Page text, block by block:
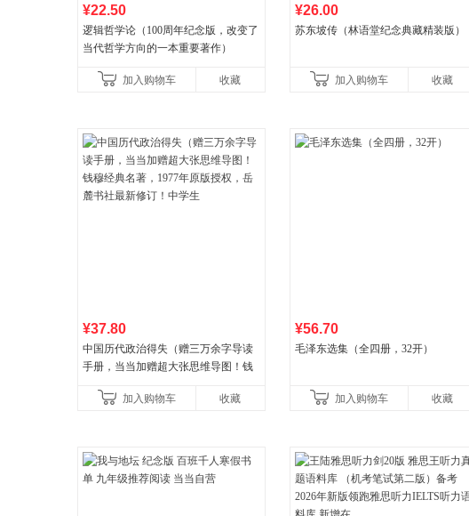
¥22.50
逻辑哲学论（100周年纪念版，改变了
当代哲学方向的一本重要著作）
加入购物车 收藏
¥26.00
苏东坡传（林语堂纪念典藏精装版）
加入购物车 收藏
¥37.80
中国历代政治得失（赠三万余字导读
手册，当当加赠超大张思维导图！钱
书社最新修订！中学生
加入购物车 收藏
¥56.70
毛泽东选集（全四册，32开）
加入购物车 收藏